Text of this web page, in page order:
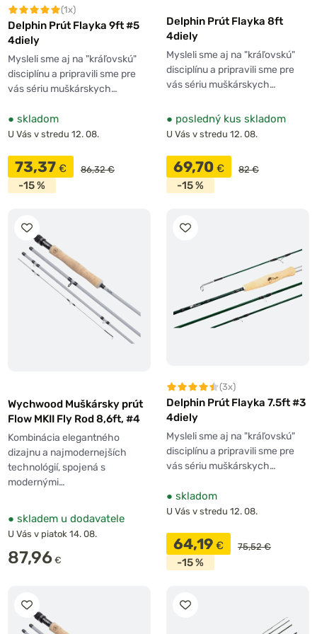
(1x)
Delphin Prút Flayka 9ft #5
4diely
Mysleli sme aj na "kráľovskú"
disciplínu a pripravili sme pre
vás sériu muškárskych…
● skladom
U Vás v stredu 12. 08.
73,37 € 86,32 €
-15 %
Delphin Prút Flayka 8ft
4diely
Mysleli sme aj na "kráľovskú"
disciplínu a pripravili sme pre
vás sériu muškárskych…
● posledný kus skladom
U Vás v stredu 12. 08.
69,70 € 82 €
-15 %
Wychwood Muškársky prút
Flow MKII Fly Rod 8,6ft, #4
Kombinácia elegantného
dizajnu a najmodernejších
technológií, spojená s
modernými…
● skladem u dodavatele
U Vás v piatok 14. 08.
87,96 €
(3x)
Delphin Prút Flayka 7.5ft #3
4diely
Mysleli sme aj na "kráľovskú"
disciplínu a pripravili sme pre
vás sériu muškárskych…
● skladom
U Vás v stredu 12. 08.
64,19 € 75,52 €
-15 %